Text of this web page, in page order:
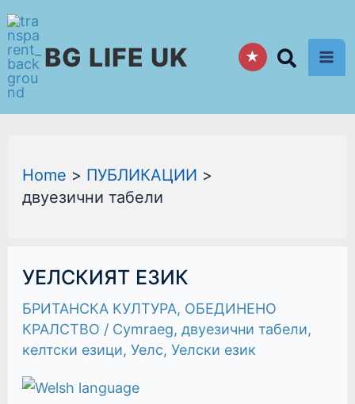
Skip
to
contentBG LIFE UK ★
Home
ПУБЛИКАЦИИ
двуезични табели
УЕЛСКИЯТ ЕЗИК
БРИТАНСКА КУЛТУРА, ОБЕДИНЕНО
КРАЛСТВО / Cymraeg, двуезични табели,
келтски езици, Уелс, Уелски език
УЕЛСКИЯТ
ЕЗИК